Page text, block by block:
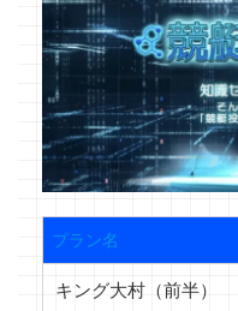
プラン名
キング大村（前半）